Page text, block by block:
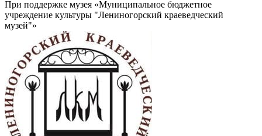
При поддержке музея «Муниципальное бюджетное
учреждение культуры "Лениногорский краеведческий
музей"»